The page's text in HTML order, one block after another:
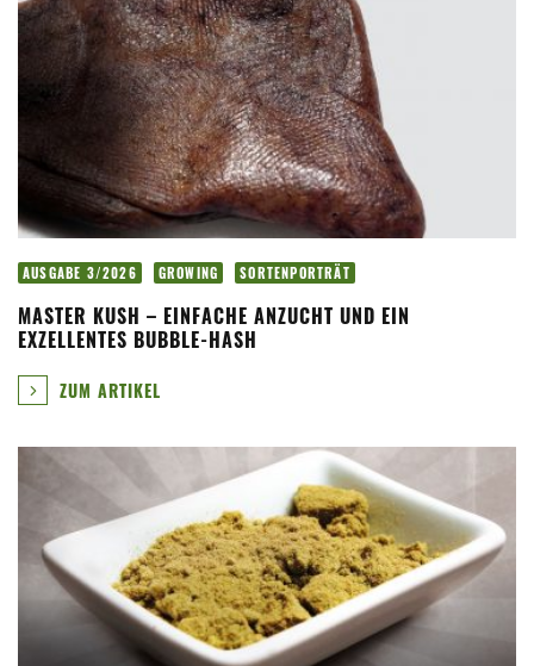
AUSGABE 3/2026 GROWING SORTENPORTRÄT
MASTER KUSH – EINFACHE ANZUCHT UND EIN
EXZELLENTES BUBBLE-HASH
ZUM ARTIKEL